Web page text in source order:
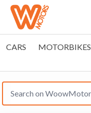
CARS MOTORBIKES